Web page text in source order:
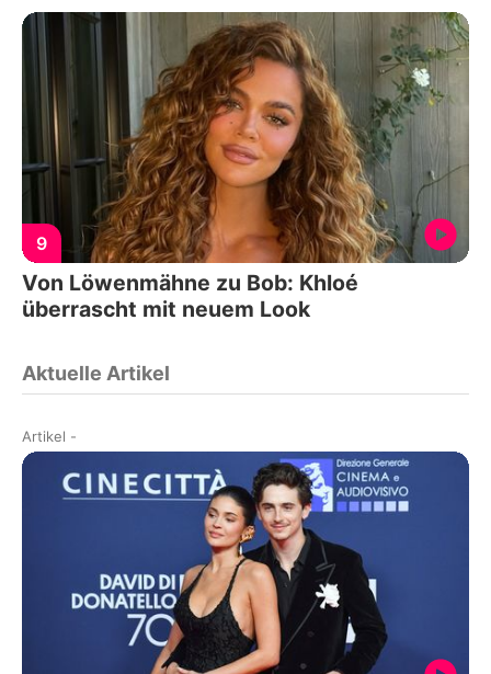
9
Von Löwenmähne zu Bob: Khloé
überrascht mit neuem Look
Aktuelle Artikel
Artikel -